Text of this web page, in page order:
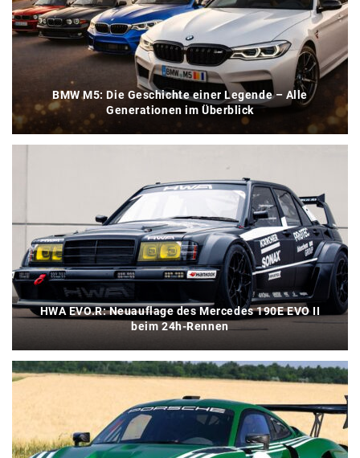
BMW M5: Die Geschichte einer Legende – Alle
Generationen im Überblick
HWA EVO.R: Neuauflage des Mercedes 190E EVO II
beim 24h-Rennen